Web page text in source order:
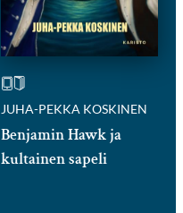
JUHA-PEKKA KOSKINEN
Benjamin Hawk ja
kultainen sapeli